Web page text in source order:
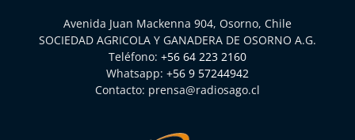
Avenida Juan Mackenna 904, Osorno, Chile
SOCIEDAD AGRICOLA Y GANADERA DE OSORNO A.G.
Teléfono: +56 64 223 2160
Whatsapp: +56 9 57244942
Contacto: prensa@radiosago.cl